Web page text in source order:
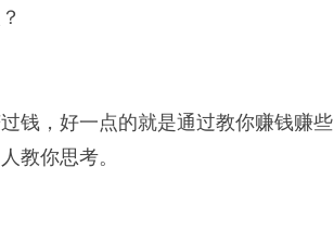
钱，好一点的就是通过教你赚钱赚些
教你思考。